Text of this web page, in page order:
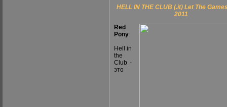
HELL IN THE CLUB (.it) Let The
2011
Red
Pony
Hell in
the
Club -
это